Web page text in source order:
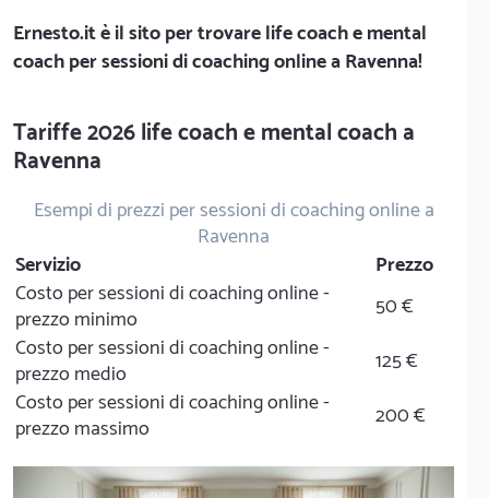
Ernesto.itè il sito per trovare life coach e mental
coach per sessioni di coaching online a Ravenna!
Tariffe 2026 life coach e mental coach a
Ravenna
Esempi di prezzi per sessioni di coaching online a
Ravenna
Servizio
Prezzo
Costo per sessioni di coaching online -
prezzo minimo
50 €
Costo per sessioni di coaching online -
prezzo medio
125 €
Costo per sessioni di coaching online -
prezzo massimo
200 €